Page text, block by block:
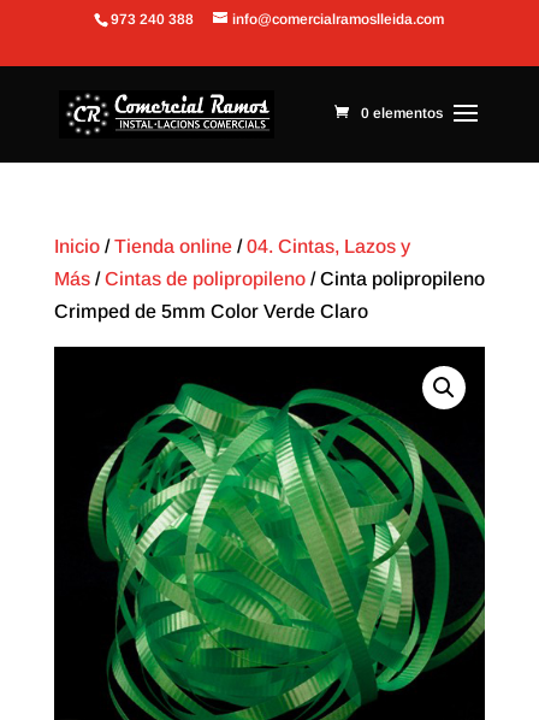
Abrir barra de herramientas
973 240 388 info@comercialramoslleida.com
0 elementos
Inicio/Tienda online/04. Cintas, Lazos y
Más/Cintas de polipropileno/ Cinta polipropileno
Crimped de 5mm Color Verde Claro